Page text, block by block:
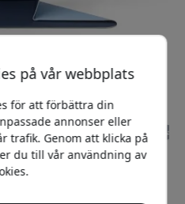
på vår webbplats
för att förbättra din
annonser eller
trafik. Genom att klicka på
du till vår användning av